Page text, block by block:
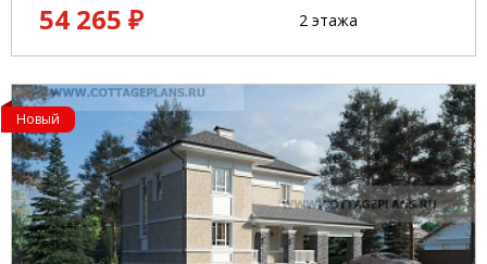
54 265 ₽
2 этажа
Новый